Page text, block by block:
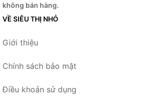
không bán hàng.
VỀ SIÊU THỊ NHỎ
Giới thiệu
Chính sách bảo mật
Điều khoản sử dụng